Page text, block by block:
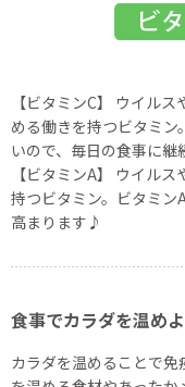
【ビタミンC】 ウイル
める働きを持つビタミ
いので、毎日の食事に
【ビタミンA】 ウイル
持つビタミン。ビタミン
高まります♪
食事でカラダを温め
カラダを温めることで